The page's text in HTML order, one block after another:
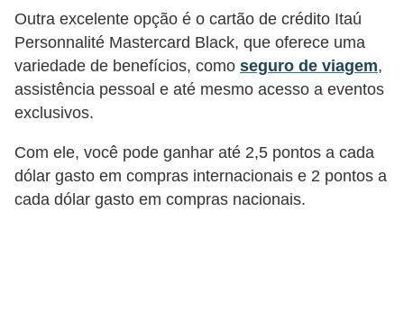
Outra excelente opção é o cartão de crédito Itaú
Personnalité Mastercard Black, que oferece uma
variedade de benefícios, como seguro de viagem,
assistência pessoal e até mesmo acesso a eventos
exclusivos.
Com ele, você pode ganhar até 2,5 pontos a cada
dólar gasto em compras internacionais e 2 pontos a
cada dólar gasto em compras nacionais.
a
ç
ã
o
f
i
n
a